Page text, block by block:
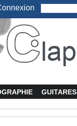
GUITARES